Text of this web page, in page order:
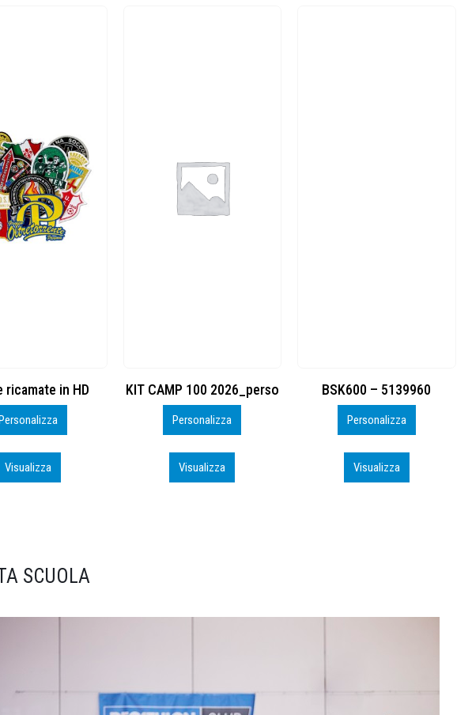
100 2026_perso
Visualizza
BSK600 – 5139960
Personalizza
Visualizza
DTF
Personalizza
Visualizza
SCUOLA